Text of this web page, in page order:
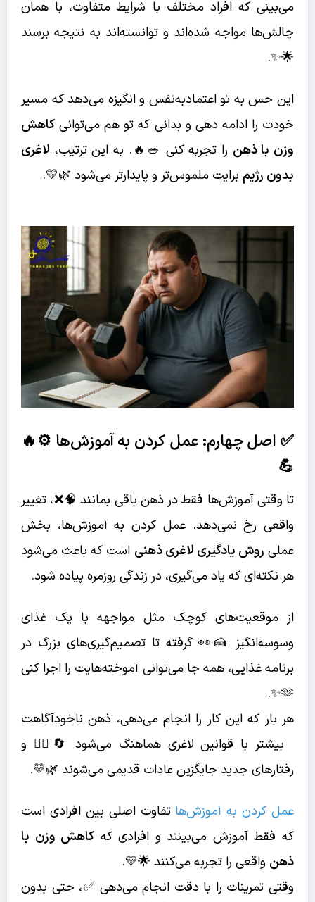
می‌بینی که افراد مختلف با شرایط متفاوت، با همان
چالش‌ها مواجه شده‌اند و توانسته‌اند به نتیجه برسند
🌟✨.
این حس به تو اعتمادبه‌نفس و انگیزه می‌دهد که مسیر
خودت را ادامه دهی و بدانی که تو هم می‌توانیکاهش
وزن با ذهن را تجربه کنی 🥗🔥. به این ترتیب، لاغری
بدون رژیم برایت ملموس‌تر و پایدارتر می‌شود 🌿💛.
✅ اصل چهارم: عمل کردن به آموزش‌ها ⚙️🔥
💪
تا وقتی آموزش‌ها فقط در ذهن باقی بمانند 🧠❌، تغییر
واقعی رخ نمی‌دهد. عمل کردن به آموزش‌ها، بخش
عملی روش یادگیری لاغری ذهنی است که باعث می‌شود
هر نکته‌ای که یاد می‌گیری، در زندگی روزمره پیاده شود.
از موقعیت‌های کوچک مثل مواجهه با یک غذای
وسوسه‌انگیز 🍰👀 گرفته تا تصمیم‌گیری‌های بزرگ در
برنامه غذایی، همه جا می‌توانی آموخته‌هایت را اجرا کنی
🫶✨.
هر بار که این کار را انجام می‌دهی، ذهن ناخودآگاهت
بیشتر با قوانین لاغری هماهنگ می‌شود 🔄🧘‍♀️ و
رفتارهای جدید جایگزین عادات قدیمی می‌شوند 🌿💛.
عمل کردن به آموزش‌ها تفاوت اصلی بین افرادی است
که فقط آموزش می‌بینند و افرادی کهکاهش وزن با
ذهن واقعی را تجربه می‌کنند 🌟💛.
وقتی تمرینات را با دقت انجام می‌دهی ✅، حتی بدون